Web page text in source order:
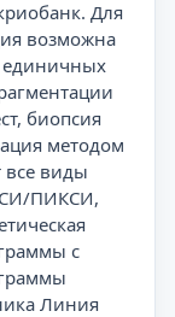
Для
возможна
единичных
биопсия
методом
все виды
ПИКСИ,
с
Линия